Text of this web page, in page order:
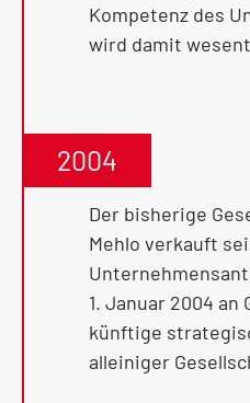
Kompetenz des
wird damit
2004
Der bisherige
Mehlo verkauft
1. Januar 2004 an
künftige
alleiniger